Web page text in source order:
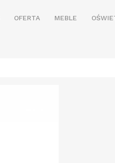
OFERTA MEBLE